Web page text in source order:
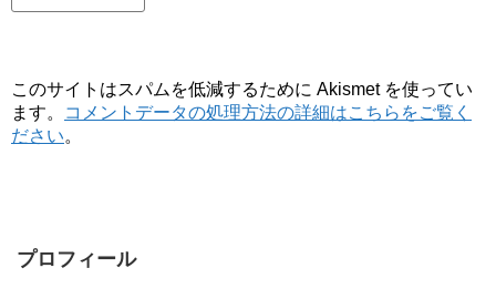
このサイトはスパムを低減するために Akismet を使ってい
ます。
コメントデータの処理方法の詳細はこちらをご覧く
ださい。
プロフィール